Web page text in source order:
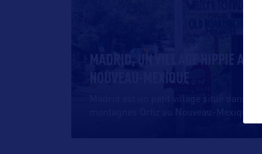
MADRID, UN VILLAGE HIPPIE AU
NOUVEAU-MEXIQUE
Madrid est un petit village situé dans les
montagnes Ortiz au Nouveau-Mexique,